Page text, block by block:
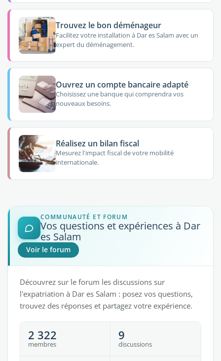
Trouvez le bon déménageur
Facilitez votre installation à Dar es Salam avec un
expert du déménagement.
Ouvrez un compte bancaire adapté
Choisissez une banque qui comprendra vos
nouveaux besoins.
Réalisez un bilan fiscal
Mesurez l'impact fiscal de votre mobilité
internationale.
COMMUNAUTÉ ET FORUM
Vos questions et expériences à Dar
es Salam
Voir le forum
Découvrez sur le forum les discussions sur
l'expatriation à Dar es Salam : posez vos questions,
trouvez des réponses et partagez votre expérience.
2 322
membres
9
discussions